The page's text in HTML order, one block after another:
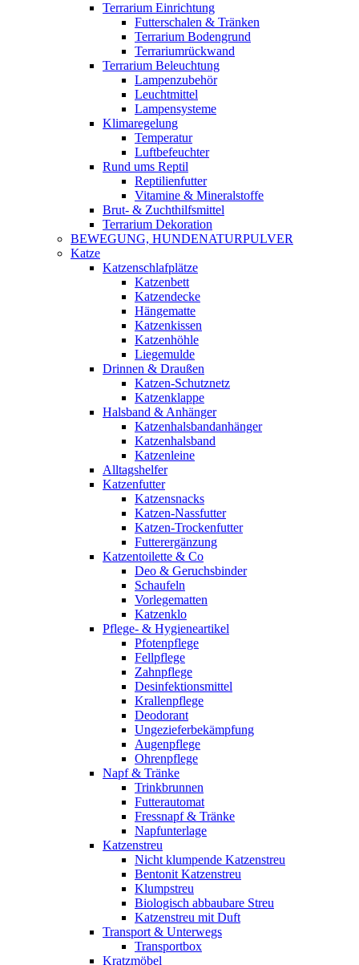
Terrarium Einrichtung
Futterschalen & Tränken
Terrarium Bodengrund
Terrariumrückwand
Terrarium Beleuchtung
Lampenzubehör
Leuchtmittel
Lampensysteme
Klimaregelung
Temperatur
Luftbefeuchter
Rund ums Reptil
Reptilienfutter
Vitamine & Mineralstoffe
Brut- & Zuchthilfsmittel
Terrarium Dekoration
BEWEGUNG, HUNDENATURPULVER
Katze
Katzenschlafplätze
Katzenbett
Katzendecke
Hängematte
Katzenkissen
Katzenhöhle
Liegemulde
Drinnen & Draußen
Katzen-Schutznetz
Katzenklappe
Halsband & Anhänger
Katzenhalsbandanhänger
Katzenhalsband
Katzenleine
Alltagshelfer
Katzenfutter
Katzensnacks
Katzen-Nassfutter
Katzen-Trockenfutter
Futterergänzung
Katzentoilette & Co
Deo & Geruchsbinder
Schaufeln
Vorlegematten
Katzenklo
Pflege- & Hygieneartikel
Pfotenpflege
Fellpflege
Zahnpflege
Desinfektionsmittel
Krallenpflege
Deodorant
Ungezieferbekämpfung
Augenpflege
Ohrenpflege
Napf & Tränke
Trinkbrunnen
Futterautomat
Fressnapf & Tränke
Napfunterlage
Katzenstreu
Nicht klumpende Katzenstreu
Bentonit Katzenstreu
Klumpstreu
Biologisch abbaubare Streu
Katzenstreu mit Duft
Transport & Unterwegs
Transportbox
Kratzmöbel